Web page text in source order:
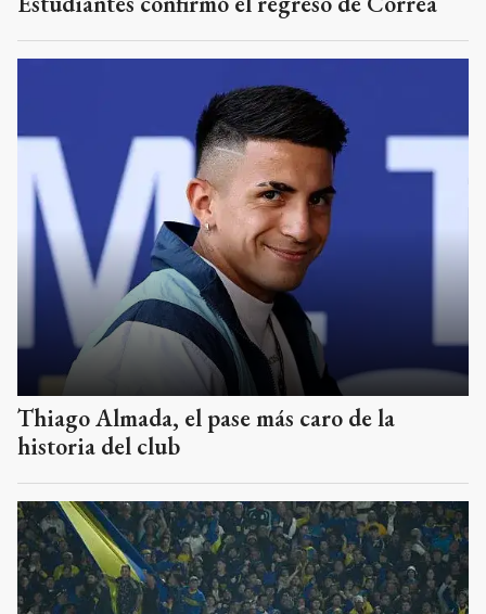
Thiago Almada, el pase más caro de la
historia del club